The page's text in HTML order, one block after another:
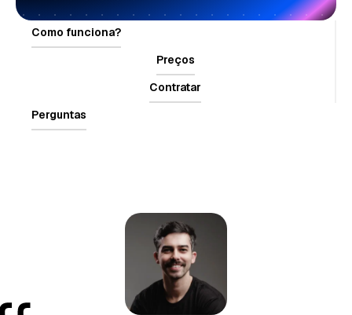
Como funciona?
Preços
Contratar
Perguntas